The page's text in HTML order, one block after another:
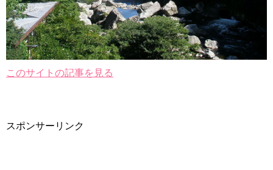
このサイトの記事を見る
スポンサーリンク